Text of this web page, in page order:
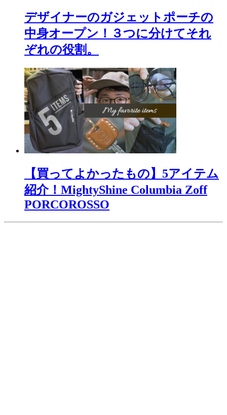
デザイナーのガジェットポーチの
中身オープン！３つに分けてそれ
ぞれの役割。
【買ってよかったもの】5アイテム
紹介！MightyShine Columbia Zoff
PORCOROSSO